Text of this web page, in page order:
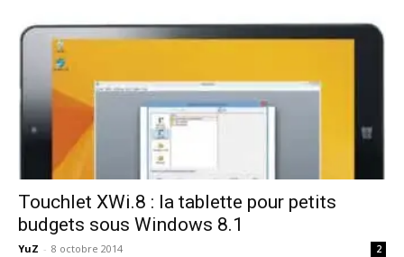
Touchlet XWi.8 : la tablette pour petits
budgets sous Windows 8.1
YuZ - 8 octobre 2014 2